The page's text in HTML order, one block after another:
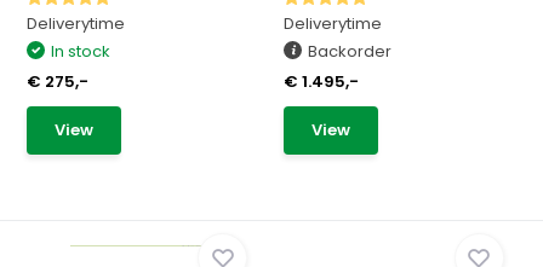
Deliverytime
In stock
€ 275,-
View
Deliverytime
Backorder
€ 1.495,-
View